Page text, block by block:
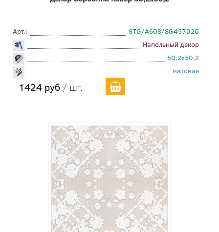
Арт.:
STG/A608/SG457020
Напольный декор
50,2x50,2
матовая
1424 руб / шт.